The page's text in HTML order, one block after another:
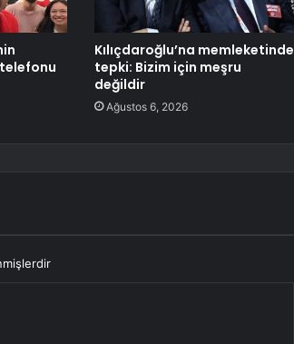
Kılıçdaroğlu’na memleketinde
tepki: Bizim için meşru
değildir
Ağustos 6, 2026